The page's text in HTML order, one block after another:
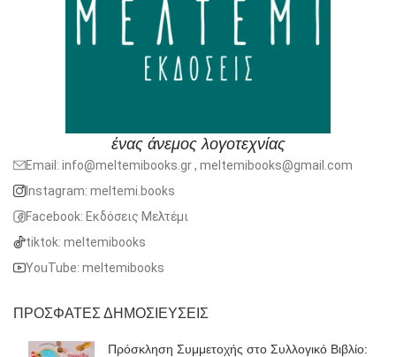
ένας άνεμος λογοτεχνίας
Email: info@meltemibooks.gr , meltemibooks@gmail.com
Instagram: meltemi.books
Facebook: Εκδόσεις Μελτέμι
tiktok: meltemibooks
YouTube: meltemibooks
ΠΡΟΣΦΑΤΕΣ ΔΗΜΟΣΙΕΥΣΕΙΣ
Πρόσκληση Συμμετοχής στο Συλλογικό Βιβλίο: